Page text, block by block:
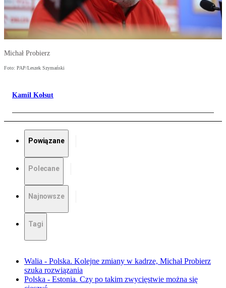
Michał Probierz
Foto: PAP/Leszek Szymański
Kamil Kołsut
Powiązane
Polecane
Najnowsze
Tagi
Walia - Polska. Kolejne zmiany w kadrze, Michał Probierz
szuka rozwiązania
Polska - Estonia. Czy po takim zwycięstwie można się